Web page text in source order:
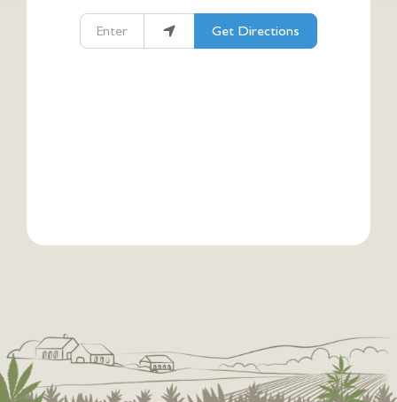
Enter your location
Get Directions